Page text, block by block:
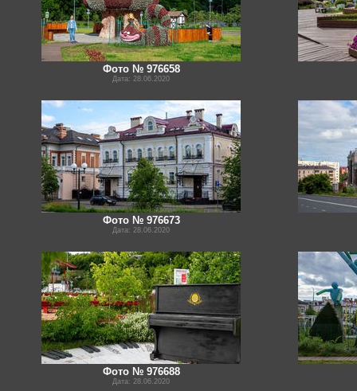
Фото № 976658
Дата: 28.06.2020
Фото № 976673
Дата: 28.06.2020
Фото № 976688
Дата: 28.06.2020